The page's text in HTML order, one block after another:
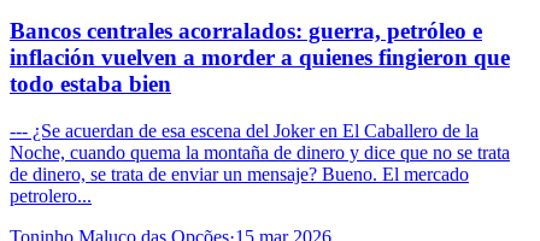
Bancos centrales acorralados: guerra, petróleo e
inflación vuelven a morder a quienes fingieron que
todo estaba bien
--- ¿Se acuerdan de esa escena del Joker en El Caballero de la
Noche, cuando quema la montaña de dinero y dice que no se trata
de dinero, se trata de enviar un mensaje? Bueno. El mercado
petrolero...
Toninho Maluco das Opções·15 mar 2026